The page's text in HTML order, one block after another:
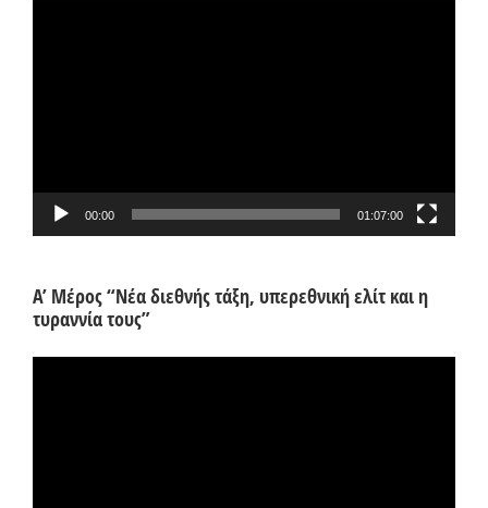
00:00 01:07:00
Α’ Μέρος “Νέα διεθνής τάξη, υπερεθνική ελίτ και η
τυραννία τους”